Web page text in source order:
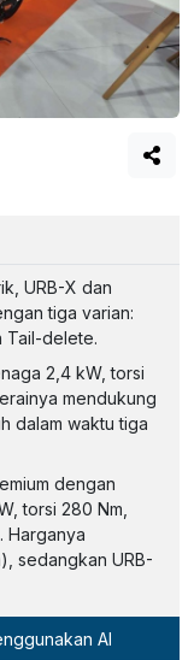
URB-X dan
tiga varian:
Tail-delete.
2,4 kW, torsi
mendukung
dalam waktu tiga
dengan
torsi 280 Nm,
Harganya
sedangkan URB-
AI